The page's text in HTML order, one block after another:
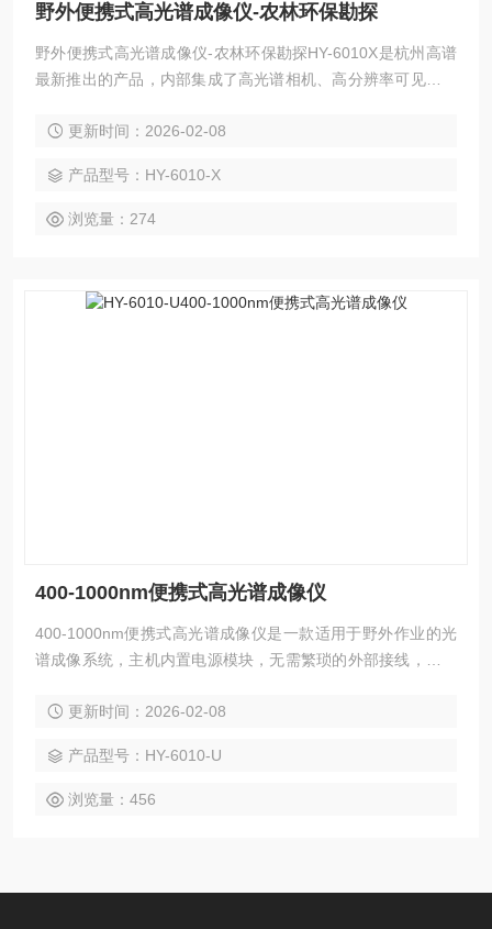
野外便携式高光谱成像仪-农林环保勘探
野外便携式高光谱成像仪-农林环保勘探HY-6010X是杭州高谱
最新推出的产品，内部集成了高光谱相机、高分辨率可见光相
维图像的效果。采用现金的光学系统设计，搭配超宽画幅高光
光相机，与高光谱图像视野重合，实现百分比配准。
更新时间：2026-02-08
产品型号：HY-6010-X
浏览量：274
400-1000nm便携式高光谱成像仪
400-1000nm便携式高光谱成像仪是一款适用于野外作业的光
谱成像系统，主机内置电源模块，无需繁琐的外部接线，配合
为农林研究、生态环境、城市应用、工业应用、考古文物、地
更新时间：2026-02-08
产品型号：HY-6010-U
浏览量：456